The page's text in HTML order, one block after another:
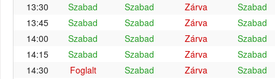
13:30
Szabad Szabad Zárva
Szabad
13:45
Szabad Szabad Zárva
Szabad
14:00
Szabad Szabad Zárva
Szabad
14:15
Szabad Szabad Zárva
Szabad
14:30
Foglalt Szabad Zárva
Szabad